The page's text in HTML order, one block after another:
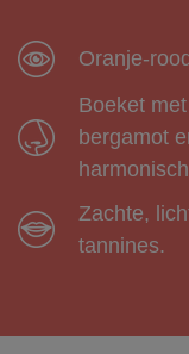
Oranje-
Boeket
bergamot
Zachte,
tannines.